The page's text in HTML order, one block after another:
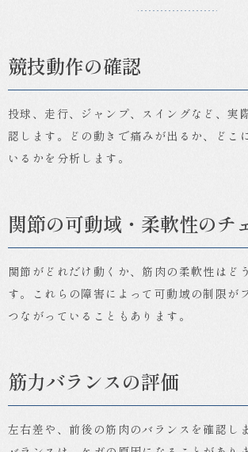
競技動作の確認
投球、走行、ジャンプ、スイングなど、実
認します。どの動きで痛みが出るか、どこ
いるかを分析します。
関節の可動域・柔軟性のチ
関節がどれだけ動くか、筋肉の柔軟性はど
す。これらの障害によって可動域の制限が
つながっていることもあります。
筋力バランスの評価
左右差や、前後の筋肉のバランスを確認し